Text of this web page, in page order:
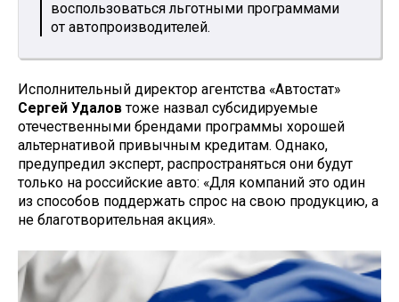
воспользоваться льготными программами
от автопроизводителей.
Исполнительный директор агентства «Автостат»
Сергей Удалов тоже назвал субсидируемые
отечественными брендами программы хорошей
альтернативой привычным кредитам. Однако,
предупредил эксперт, распространяться они будут
только на российские авто: «Для компаний это один
из способов поддержать спрос на свою продукцию, а
не благотворительная акция».